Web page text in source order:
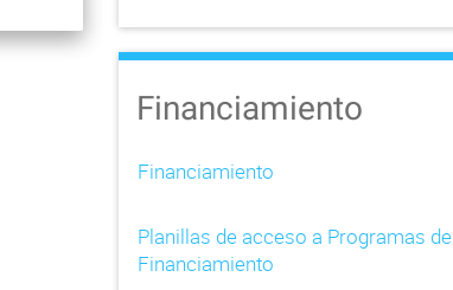
Financiamiento
Financiamiento
Planillas de acceso a Programas de
Financiamiento